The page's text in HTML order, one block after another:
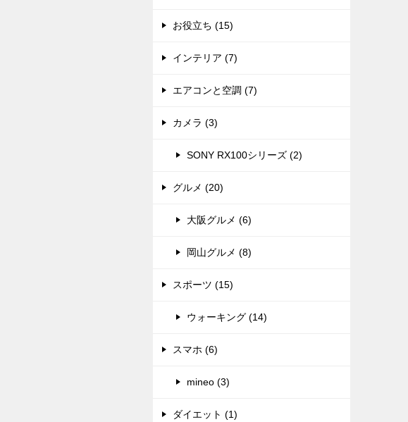
お役立ち (15)
インテリア (7)
エアコンと空調 (7)
カメラ (3)
SONY RX100シリーズ (2)
グルメ (20)
大阪グルメ (6)
岡山グルメ (8)
スポーツ (15)
ウォーキング (14)
スマホ (6)
mineo (3)
ダイエット (1)